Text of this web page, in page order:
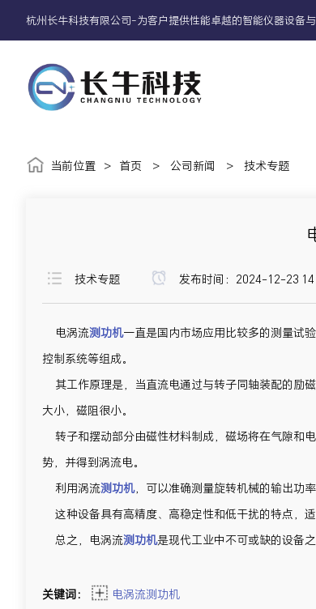
杭州长牛科技有限公司-为客户提供性能卓越的智能仪器设备
当前位置 > 首页 > 公司新闻 > 技术专题
技术专题 发布时间：2024-12-23
电涡流测功机一直是国内市场应用比较多的测量试
控制系统等组成。
其工作原理是，当直流电通过与转子同轴装配的励
大小，磁阻很小。
转子和摆动部分由磁性材料制成，磁场将在气隙和
势，并得到涡流电。
利用涡流测功机，可以准确测量旋转机械的输出功
这种设备具有高精度、高稳定性和低干扰的特点，适
总之，电涡流测功机是现代工业中不可或缺的设备
关键词： 电涡流测功机